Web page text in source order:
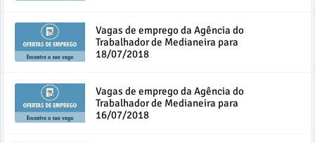
Vagas de emprego da Agência do
Trabalhador de Medianeira para
18/07/2018
Vagas de emprego da Agência do
Trabalhador de Medianeira para
16/07/2018